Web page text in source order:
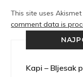
This site uses
comment data is
Kapi – Bljesak